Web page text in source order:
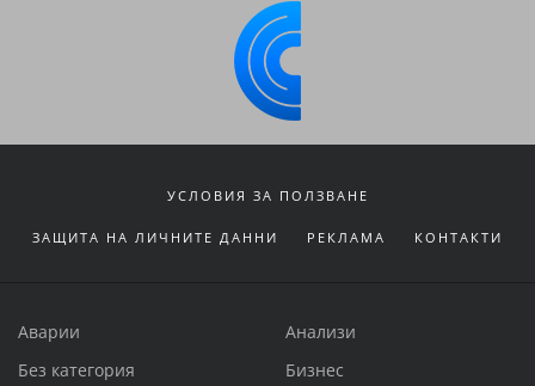
УСЛОВИЯ ЗА ПОЛЗВАНЕ
ЗАЩИТА НА ЛИЧНИТЕ ДАННИ РЕКЛАМА КОНТАКТИ
Аварии
Анализи
Без категория
Бизнес